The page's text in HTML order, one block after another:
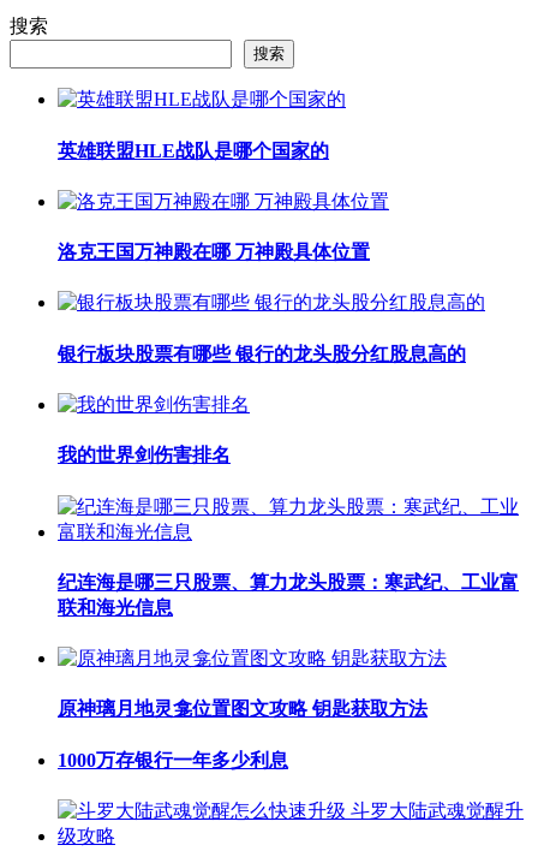
搜索
搜索
英雄联盟HLE战队是哪个国家的
洛克王国万神殿在哪 万神殿具体位置
银行板块股票有哪些 银行的龙头股分红股息高的
我的世界剑伤害排名
纪连海是哪三只股票、算力龙头股票：寒武纪、工业富
联和海光信息
原神璃月地灵龛位置图文攻略 钥匙获取方法
1000万存银行一年多少利息